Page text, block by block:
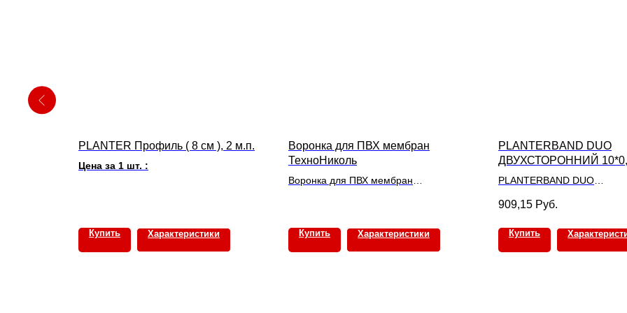
PLANTER Профиль ( 8 см ), 2 м.п.
Цена за 1 шт. :
Купить Характеристики
Воронка для ПВХ мембран
ТехноНиколь
Воронка для ПВХ мембран
Купить Характеристики
PLANTERBAND DUO
ДВУХСТОРОННИЙ
(КОРОБКА 6 РУЛОНОВ)
PLANTERBAND DUO
6 РУЛОНОВ)
909,15 Руб.
Купить